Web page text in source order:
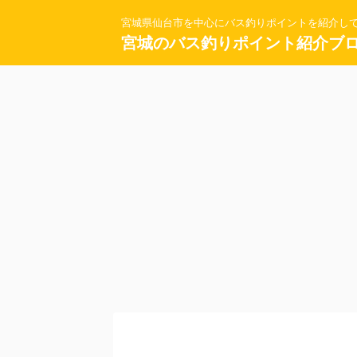
宮城県仙台市を中心にバス釣りポイントを紹介し
宮城のバス釣りポイント紹介ブ